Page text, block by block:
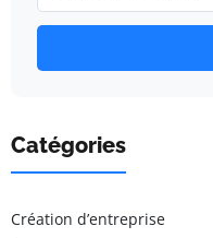
Catégories
Création d’entreprise